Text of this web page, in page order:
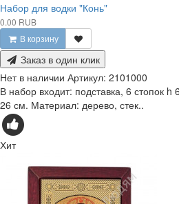
Набор для водки "Конь"
0.00 RUB
В корзину
Заказ в один клик
Нет в наличии Артикул: 2101000
В набор входит: подставка, 6 стопок
26 см. Материал: дерево, стек..
Хит